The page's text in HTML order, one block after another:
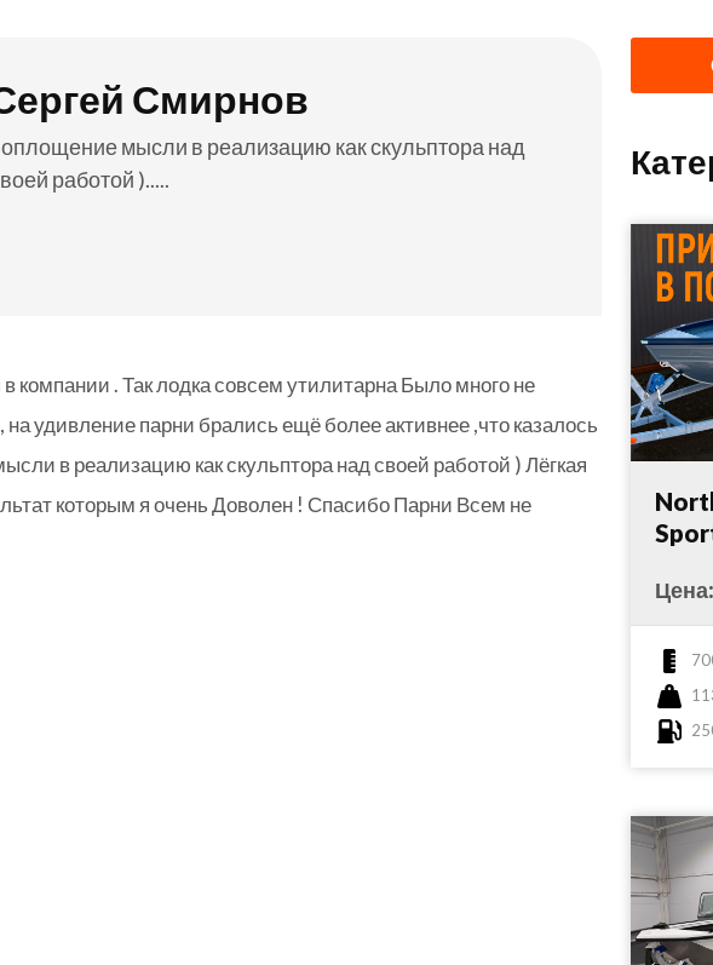
Смирнов
мысли в реализацию как скульптора над
работой ).....
компании . Так лодка совсем утилитарна Было много не
удивление парни брались ещё более активнее ,что казалось
в реализацию как скульптора над своей работой ) Лёгкая
которым я очень Доволен ! Спасибо Парни Всем не